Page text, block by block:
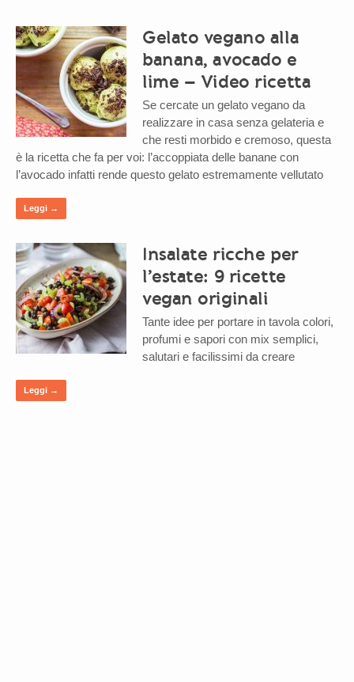
Gelato vegano alla
banana, avocado e
lime – Video ricetta
Se cercate un gelato vegano da
realizzare in casa senza gelateria e
che resti morbido e cremoso, questa
è la ricetta che fa per voi: l’accoppiata delle banane con
l’avocado infatti rende questo gelato estremamente vellutato
Leggi →
Insalate ricche per
l’estate: 9 ricette
vegan originali
Tante idee per portare in tavola colori,
profumi e sapori con mix semplici,
salutari e facilissimi da creare
Leggi →